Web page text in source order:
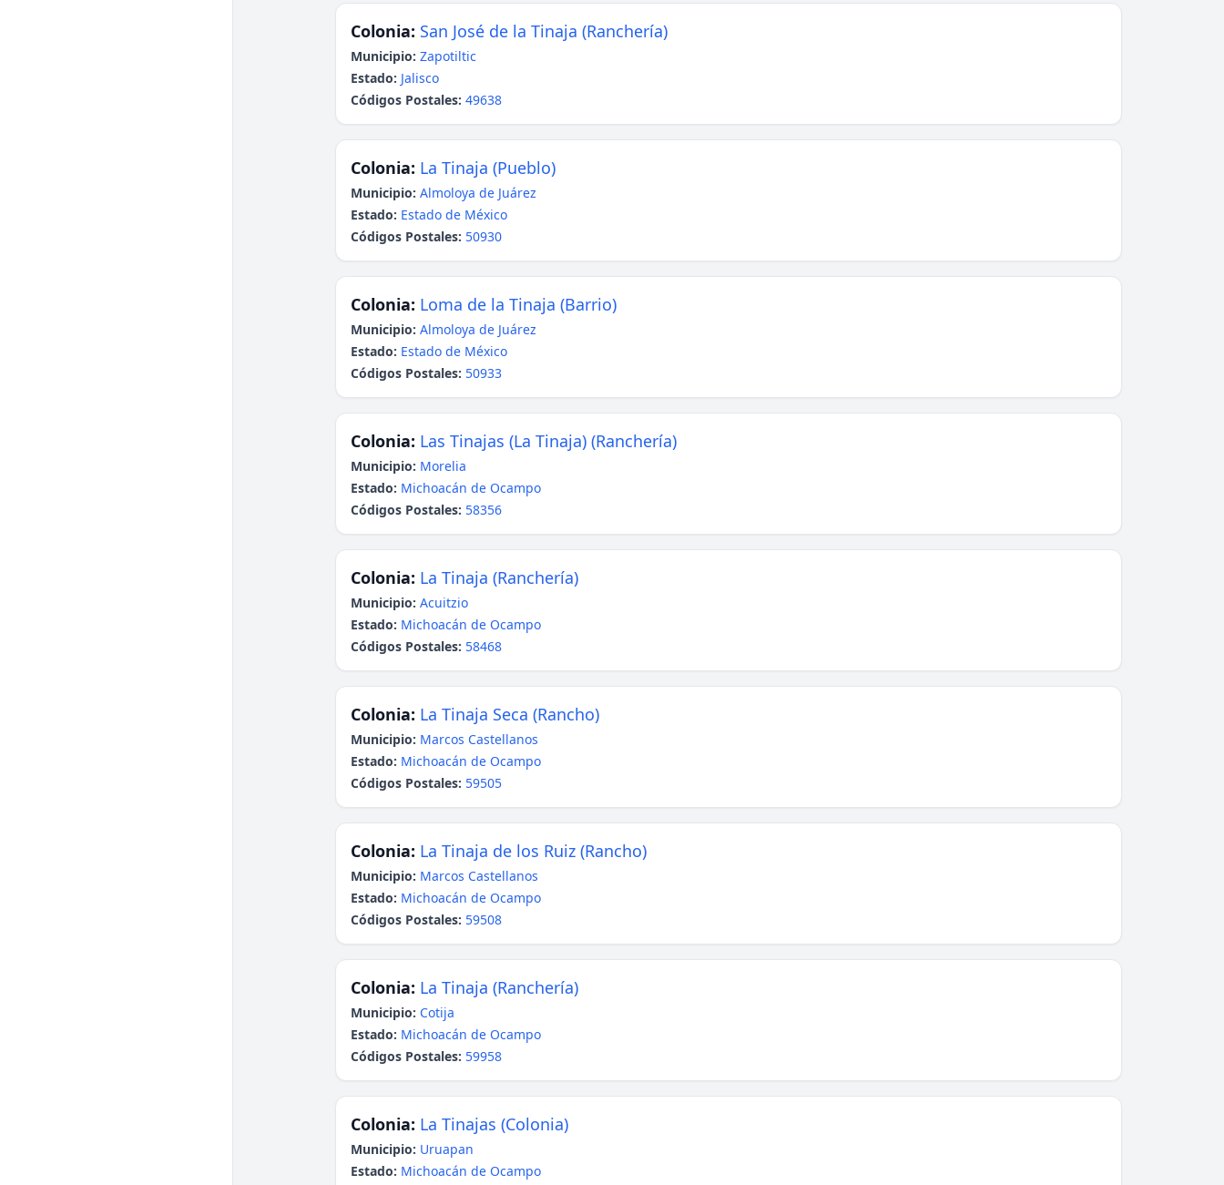
Colonia: San José de la Tinaja (Ranchería)
Municipio: Zapotiltic
Estado: Jalisco
Códigos Postales: 49638
Colonia: La Tinaja (Pueblo)
Municipio: Almoloya de Juárez
Estado: Estado de México
Códigos Postales: 50930
Colonia: Loma de la Tinaja (Barrio)
Municipio: Almoloya de Juárez
Estado: Estado de México
Códigos Postales: 50933
Colonia: Las Tinajas (La Tinaja) (Ranchería)
Municipio: Morelia
Estado: Michoacán de Ocampo
Códigos Postales: 58356
Colonia: La Tinaja (Ranchería)
Municipio: Acuitzio
Estado: Michoacán de Ocampo
Códigos Postales: 58468
Colonia: La Tinaja Seca (Rancho)
Municipio: Marcos Castellanos
Estado: Michoacán de Ocampo
Códigos Postales: 59505
Colonia: La Tinaja de los Ruiz (Rancho)
Municipio: Marcos Castellanos
Estado: Michoacán de Ocampo
Códigos Postales: 59508
Colonia: La Tinaja (Ranchería)
Municipio: Cotija
Estado: Michoacán de Ocampo
Códigos Postales: 59958
Colonia: La Tinajas (Colonia)
Municipio: Uruapan
Estado: Michoacán de Ocampo